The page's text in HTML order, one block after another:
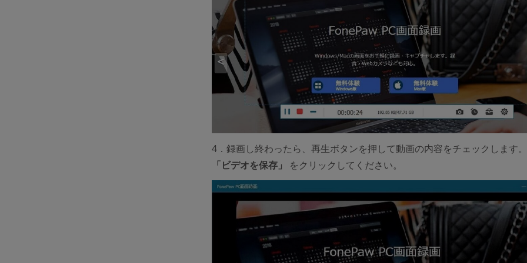
4．録画し終わったら、再生ボタンを押して動画の内容をチェックします
「ビデオを保存」
をクリックしてください。